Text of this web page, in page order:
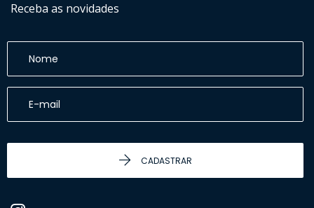
Receba as novidades
CADASTRAR